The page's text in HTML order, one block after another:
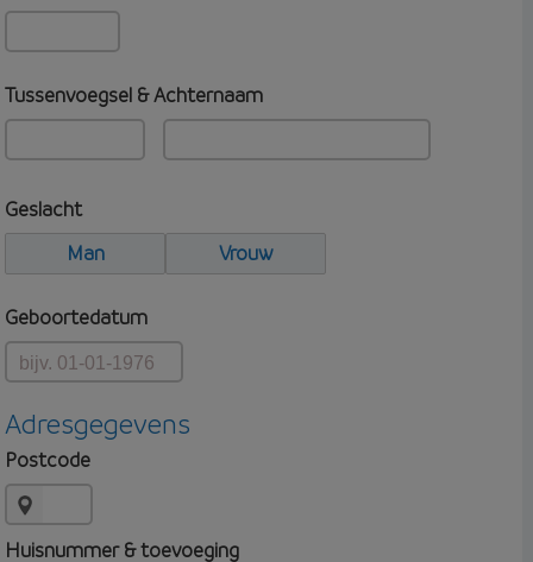
Tussenvoegsel & Achternaam
Geslacht
Man
Vrouw
Geboortedatum
Adresgegevens
Postcode
Huisnummer & toevoeging